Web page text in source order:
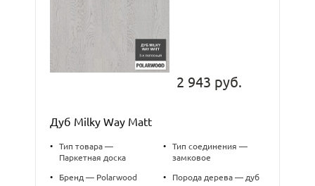
2 943 руб.
Дуб Milky Way Matt
•
Тип товара —
Паркетная доска
• Бренд — Polarwood
•
Тип соединения —
замковое
• Порода дерева — дуб